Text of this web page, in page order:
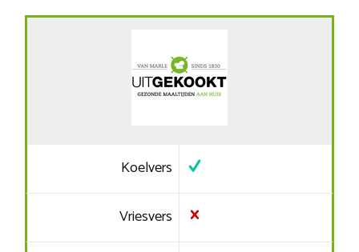
Koelvers
Vriesvers